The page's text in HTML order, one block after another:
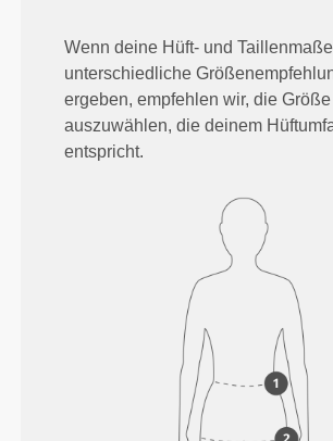
Wenn deine Hüft- und Taillenmaße
unterschiedliche
ergeben, empfehlen wir, die Größe
auszuwählen, die deinem
entspricht.